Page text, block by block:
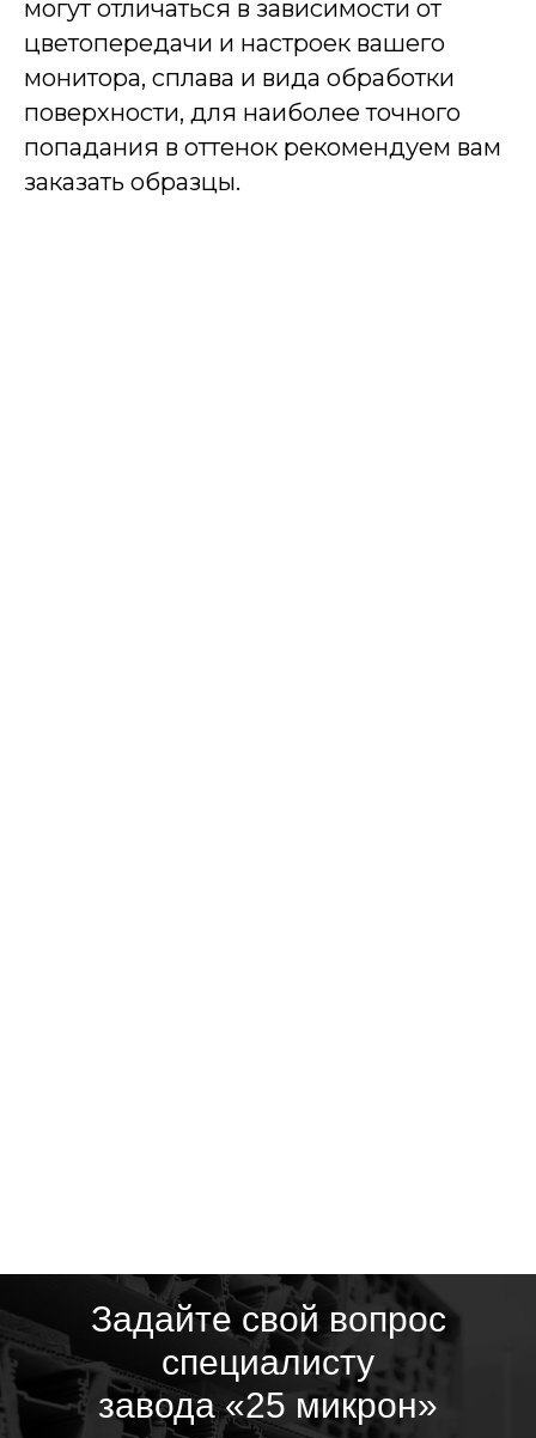
могут отличаться в зависимости от
цветопередачи и настроек вашего
монитора, сплава и вида обработки
поверхности, для наиболее точного
попадания в оттенок рекомендуем вам
заказать образцы.
Задайте свой вопрос
специалисту
завода «25 микрон»